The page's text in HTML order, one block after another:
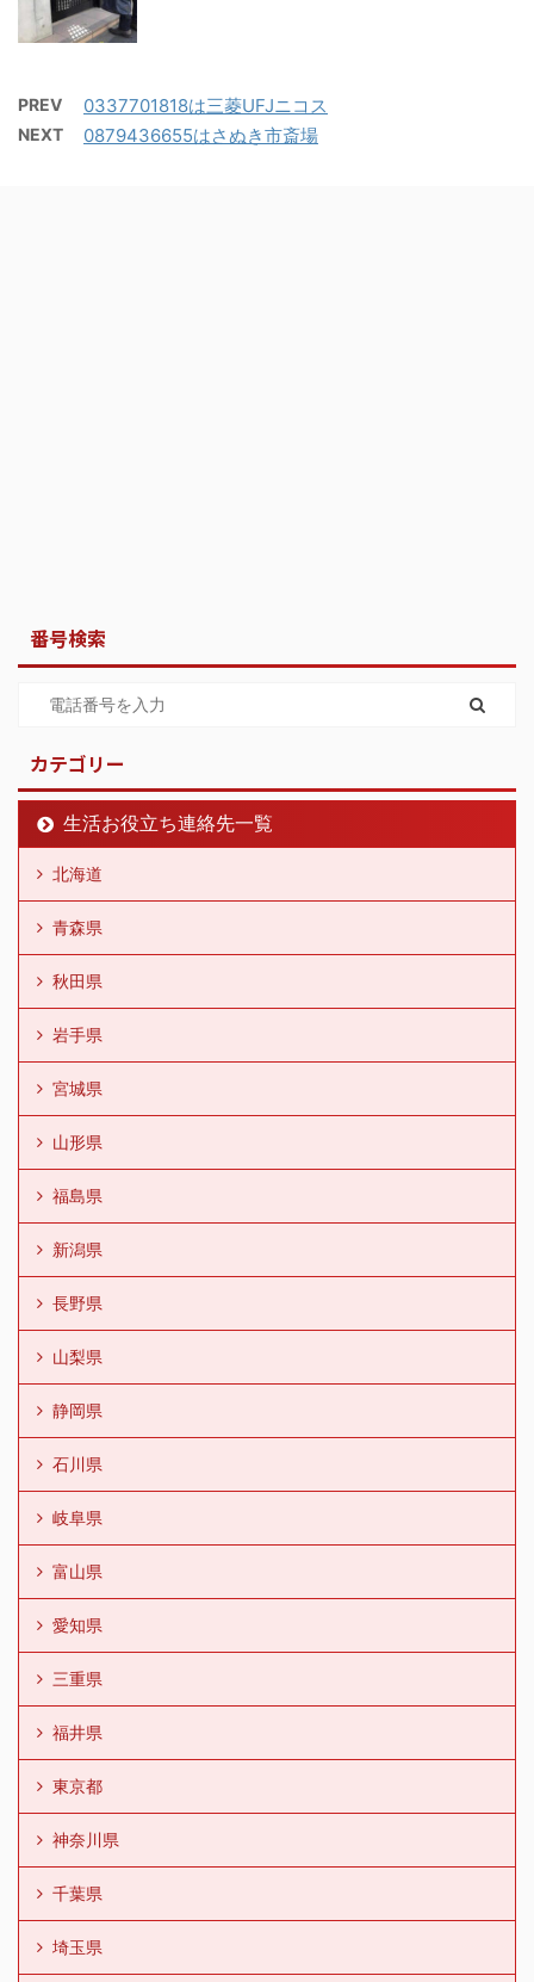
PREV 0337701818は三菱UFJニコス
NEXT 0879436655はさぬき市斎場
番号検索
カテゴリー
生活お役立ち連絡先一覧
北海道
青森県
秋田県
岩手県
宮城県
山形県
福島県
新潟県
長野県
山梨県
静岡県
石川県
岐阜県
富山県
愛知県
三重県
福井県
東京都
神奈川県
千葉県
埼玉県